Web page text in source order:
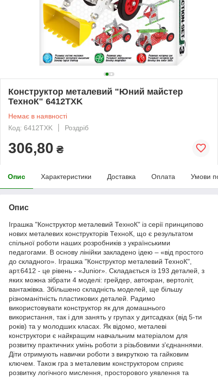
Конструктор металевий "Юний майстер
ТехноК" 6412TXK
Немає в наявності
Код: 6412TXK
Роздріб
306,80 ₴
Опис Характеристики Доставка Оплата Умови
Опис
Іграшка "Конструктор металевий ТехноК" із серії принципово
нових металевих конструкторів ТехноК, що є результатом
спільної роботи наших розробників з українськими
педагогами. В основу лінійки закладено ідею – «від простого
до складного». Іграшка "Конструктор металевий ТехноК",
арт.6412 - це рівень - «Junior». Складається із 193 деталей, з
яких можна зібрати 4 моделі: грейдер, автокран, вертоліт,
вантажівка. Збільшено складність моделей, ще більшу
різноманітність пластикових деталей. Радимо
використовувати конструктор як для домашнього
використання, так і для занять у групах у дитсадках (від 5-ти
років) та у молодших класах. Як відомо, металеві
конструктори є найкращим навчальним матеріалом для
розвитку практичних умінь роботи з різьбовими з'єднаннями.
Діти отримують навички роботи з викруткою та гайковим
ключем. Також гра з металевим конструктором сприяє
розвитку логічного мислення, просторового уявлення та